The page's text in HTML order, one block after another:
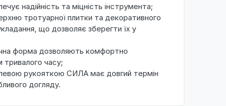
надійність та міцність інструмента;
тротуарної плитки та декоративного
що дозволяє зберегти їх у
форма дозволяють комфортно
часу;
рукояткою СИЛА має довгий термін
догляду.